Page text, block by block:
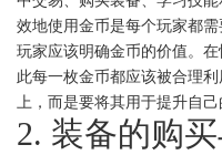
效地使用金币是每个玩家都需
玩家应该明确金币的价值。
此每一枚金币都应该被合理
上，而是要将其用于提升自己
2. 装备的购